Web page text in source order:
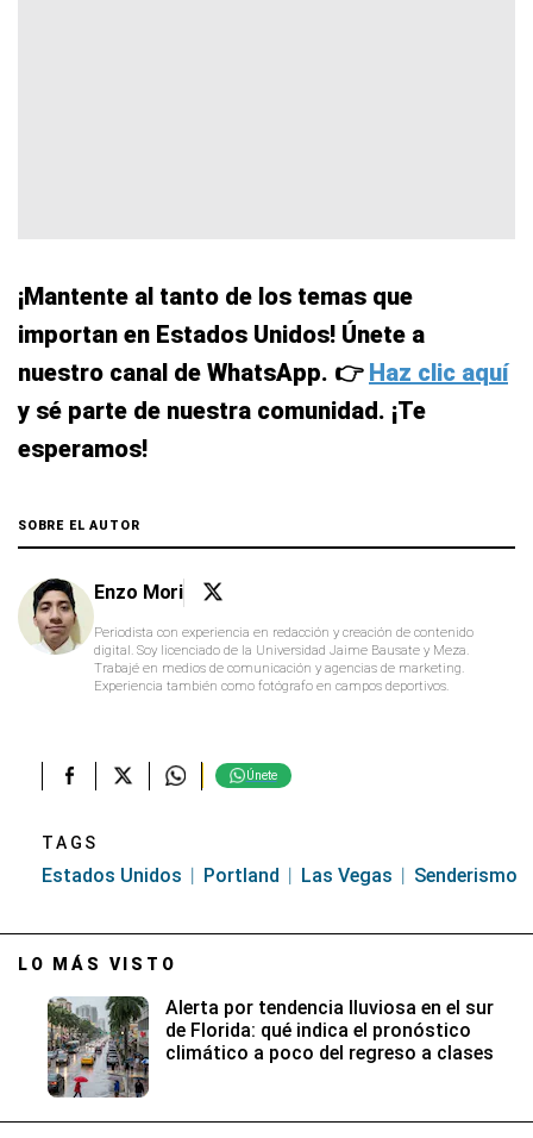
¡Mantente al tanto de los temas que
importan en Estados Unidos! Únete a
nuestro canal de WhatsApp. 👉 Haz clic aquí
y sé parte de nuestra comunidad. ¡Te
esperamos!
SOBRE EL AUTOR
Enzo Mori
Periodista con experiencia en redacción y creación de contenido
digital. Soy licenciado de la Universidad Jaime Bausate y Meza.
Trabajé en medios de comunicación y agencias de marketing.
Experiencia también como fotógrafo en campos deportivos.
Únete
TAGS
Estados Unidos Portland Las Vegas Senderismo
LO MÁS VISTO
Alerta por tendencia lluviosa en el sur
de Florida: qué indica el pronóstico
climático a poco del regreso a clases